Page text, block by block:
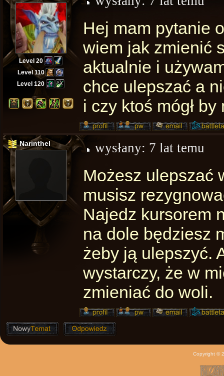
Level 20
Level 110
Level 120
Hej mam pytanie
wiem jak zmienić
aktualnie i
chce ulepszać a
i czy ktoś mógł
Narinthel wysłany: 7 lat temu
Możesz ulepszać
musisz
Najedz kursorem
na dole będziesz
żeby ją ulepszyć.
wystarczy, że w
zmieniać do woli.
Copyright ©